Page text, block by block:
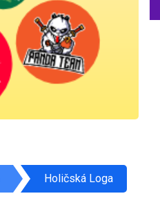
Holičská Loga